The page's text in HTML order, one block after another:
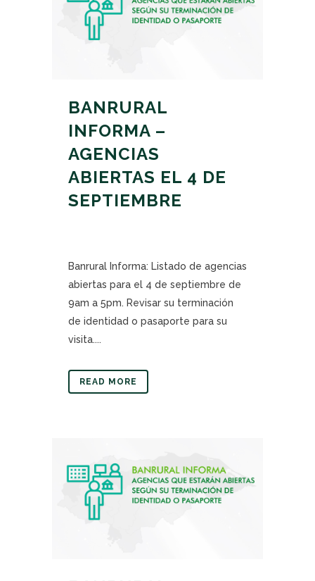
BANRURAL
INFORMA –
AGENCIAS
ABIERTAS EL 4 DE
SEPTIEMBRE
Banrural Informa: Listado de agencias
abiertas para el 4 de septiembre de
9am a 5pm. Revisar su terminación
de identidad o pasaporte para su
visita....
READ MORE